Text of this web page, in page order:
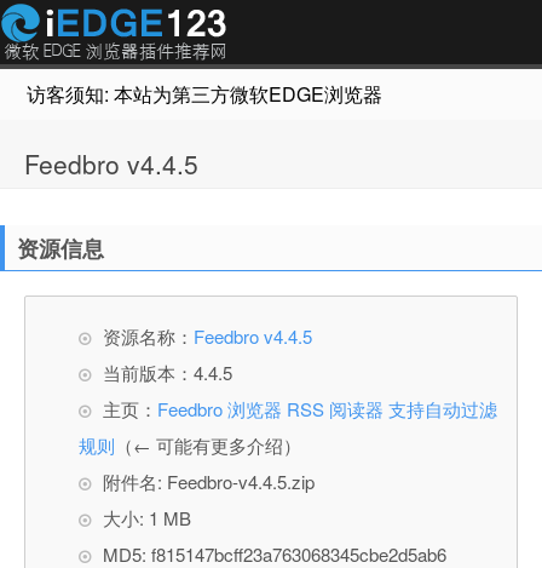
访客须知: 本站为第三方微软EDGE浏览器插件推荐网站，
Feedbro v4.4.5
资源信息
资源名称： Feedbro v4.4.5
当前版本：4.4.5
主页： Feedbro 浏览器 RSS 阅读器 支持自动过滤
规则 （← 可能有更多介绍）
附件名: Feedbro-v4.4.5.zip
大小: 1 MB
MD5: f815147bcff23a763068345cbe2d5ab6